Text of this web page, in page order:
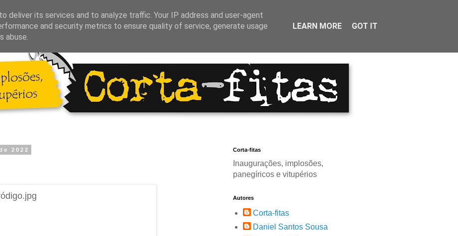
2022 Corta-fitas
Inaugurações, implosões,
panegíricos e vitupérios
Autores
Corta-fitas
Daniel Santos Sousa
deliver its services and to analyze traffic. Your IP address and user-agent
and security metrics to ensure quality of service, generate usage
abuse.
LEARN MORE GOT IT